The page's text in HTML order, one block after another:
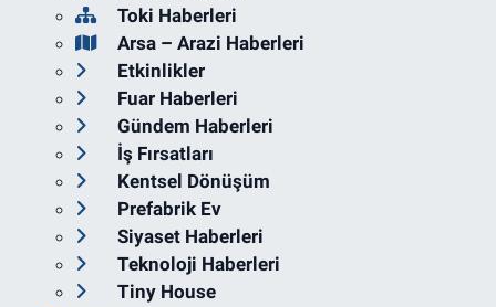
Toki Haberleri
Arsa – Arazi Haberleri
Etkinlikler
Fuar Haberleri
Gündem Haberleri
İş Fırsatları
Kentsel Dönüşüm
Prefabrik Ev
Siyaset Haberleri
Teknoloji Haberleri
Tiny House